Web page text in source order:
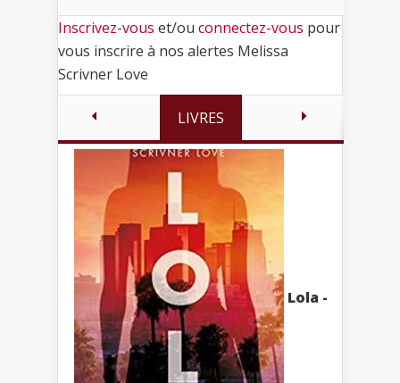
Inscrivez-vous et/ou connectez-vous pour
vous inscrire à nos alertes Melissa
Scrivner Love
LIVRES
Lola -